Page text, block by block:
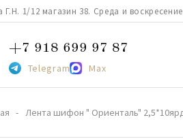
1/12 магазин 38. Среда и
+7 918 699 97 87
Telegram Max
Лента шифон " Ориенталь"